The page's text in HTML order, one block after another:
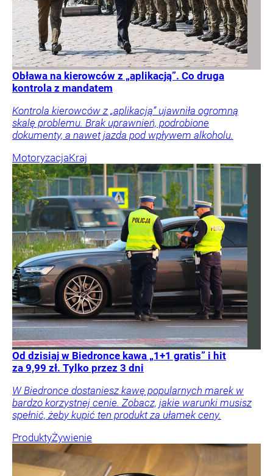
Obława na kierowców z „aplikacją”. Co druga
kontrola z mandatem
Kontrola kierowców z „aplikacją” ujawniła ogromną
skalę problemu. Brak uprawnień, podrobione
dokumenty, a nawet jazda pod wpływem alkoholu.
MotoryzacjaKraj
Od dzisiaj w Biedronce kawa „1+1 gratis” i hit
za 9,99 zł. Tylko przez 3 dni
W Biedronce dostaniesz kawę popularnych marek w
bardzo korzystnej cenie. Zobacz, jakie warunki musisz
spełnić, żeby kupić ten produkt za ułamek ceny.
ProduktyŻywienie